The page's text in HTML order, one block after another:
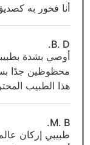
أنا فخور به
B. D.
أوصي بشدة
محظوظين جدًا
هذا الطبيب
M. B.
طبيبي إركان